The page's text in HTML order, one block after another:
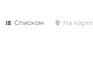
Списком На карте